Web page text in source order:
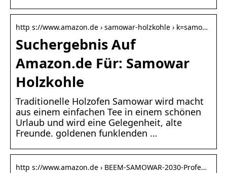
http s://www.amazon.de › samowar-holzkohle › k=samo…
Suchergebnis Auf
Amazon.de Für: Samowar
Holzkohle
Traditionelle Holzofen Samowar wird macht
aus einem einfachen Tee in einem schönen
Urlaub und wird eine Gelegenheit, alte
Freunde. goldenen funklenden …
http s://www.amazon.de › BEEM-SAMOWAR-2030-Profe…